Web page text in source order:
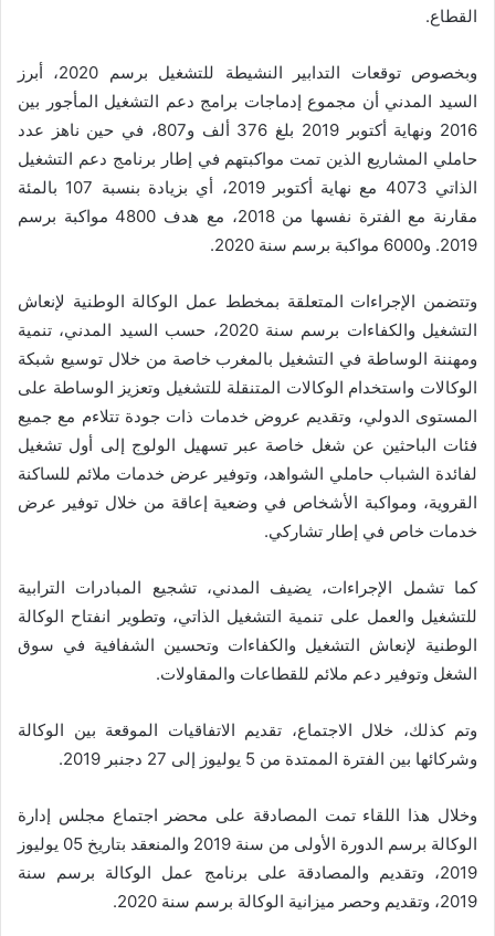
القطاع.
وبخصوص توقعات التدابير النشيطة للتشغيل برسم 2020، أبرز
السيد المدني أن مجموع إدماجات برامج دعم التشغيل المأجور بين
2016 ونهاية أكتوبر 2019 بلغ 376 ألف و807، في حين ناهز عدد
حاملي المشاريع الذين تمت مواكبتهم في إطار برنامج دعم التشغيل
الذاتي 4073 مع نهاية أكتوبر 2019، أي بزيادة بنسبة 107 بالمئة
مقارنة مع الفترة نفسها من 2018، مع هدف 4800 مواكبة برسم
2019. و6000 مواكبة برسم سنة 2020.
وتتضمن الإجراءات المتعلقة بمخطط عمل الوكالة الوطنية لإنعاش
التشغيل والكفاءات برسم سنة 2020، حسب السيد المدني، تنمية
ومهننة الوساطة في التشغيل بالمغرب خاصة من خلال توسيع شبكة
الوكالات واستخدام الوكالات المتنقلة للتشغيل وتعزيز الوساطة على
المستوى الدولي، وتقديم عروض خدمات ذات جودة تتلاءم مع جميع
فئات الباحثين عن شغل خاصة عبر تسهيل الولوج إلى أول تشغيل
لفائدة الشباب حاملي الشواهد، وتوفير عرض خدمات ملائم للساكنة
القروية، ومواكبة الأشخاص في وضعية إعاقة من خلال توفير عرض
خدمات خاص في إطار تشاركي.
كما تشمل الإجراءات، يضيف المدني، تشجيع المبادرات الترابية
للتشغيل والعمل على تنمية التشغيل الذاتي، وتطوير انفتاح الوكالة
الوطنية لإنعاش التشغيل والكفاءات وتحسين الشفافية في سوق
الشغل وتوفير دعم ملائم للقطاعات والمقاولات.
وتم كذلك، خلال الاجتماع، تقديم الاتفاقيات الموقعة بين الوكالة
وشركائها بين الفترة الممتدة من 5 يوليوز إلى 27 دجنبر 2019.
وخلال هذا اللقاء تمت المصادقة على محضر اجتماع مجلس إدارة
الوكالة برسم الدورة الأولى من سنة 2019 والمنعقد بتاريخ 05 يوليوز
2019، وتقديم والمصادقة على برنامج عمل الوكالة برسم سنة
2019، وتقديم وحصر ميزانية الوكالة برسم سنة 2020.